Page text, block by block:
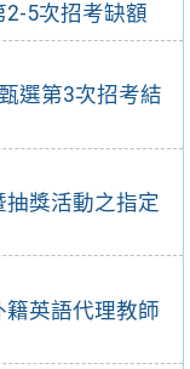
5次招考缺額
選第3次招考結
獎活動之指定
英語代理教師